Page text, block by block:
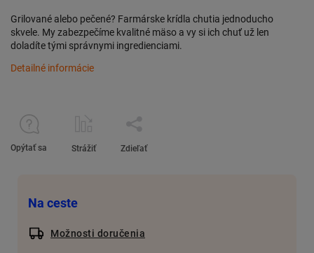
Na ceste
Možnosti doručenia
Grilované alebo pečené? Farmárske krídla chutia jednoducho
skvele. My zabezpečíme kvalitné mäso a vy si ich chuť už len
doladíte tými správnymi ingredienciami.
Detailné informácie
Opýtať sa Strážiť Zdieľať